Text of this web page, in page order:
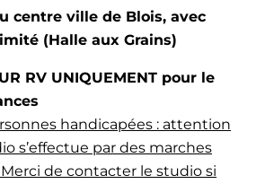
centre ville de Blois, avec
(Halle aux Grains)
RV UNIQUEMENT pour le
handicapées : attention
s’effectue par des marches
de contacter le studio si